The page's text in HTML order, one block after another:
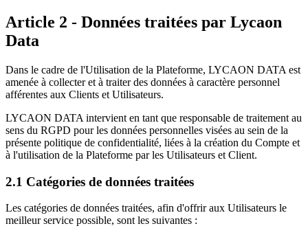
Article 2 - Données traitées par Lycaon
Data
Dans le cadre de l'Utilisation de la Plateforme, LYCAON DATA est
amenée à collecter et à traiter des données à caractère personnel
afférentes aux Clients et Utilisateurs.
LYCAON DATA intervient en tant que responsable de traitement au
sens du RGPD pour les données personnelles visées au sein de la
présente politique de confidentialité, liées à la création du Compte et
à l'utilisation de la Plateforme par les Utilisateurs et Client.
2.1 Catégories de données traitées
Les catégories de données traitées, afin d'offrir aux Utilisateurs le
meilleur service possible, sont les suivantes :